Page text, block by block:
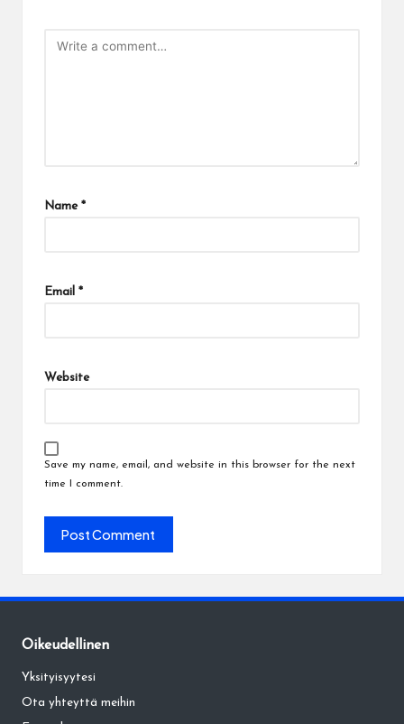
Name *
Email *
Website
Save my name, email, and website in this browser for the next
time I comment.
Oikeudellinen
Yksityisyytesi
Ota yhteyttä meihin